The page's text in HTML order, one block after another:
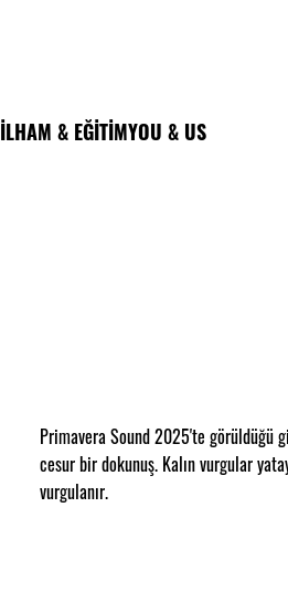
İLHAM & EĞİTİMYOU & US
Primavera Sound 2025'te görüldüğü
cesur bir dokunuş. Kalın vurgular
vurgulanır.